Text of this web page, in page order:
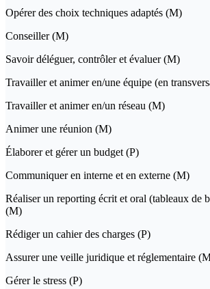
Opérer des choix techniques adaptés (M)
Conseiller (M)
Savoir déléguer, contrôler et évaluer (M)
Travailler et animer en/une équipe (en
Travailler et animer en/un réseau (M)
Animer une réunion (M)
Élaborer et gérer un budget (P)
Communiquer en interne et en externe (M)
Réaliser un reporting écrit et oral (tableaux de
(M)
Rédiger un cahier des charges (P)
Assurer une veille juridique et réglementaire
Gérer le stress (P)